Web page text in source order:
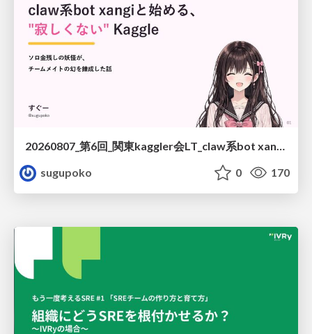
20260807_第6回_関東kaggler会LT_claw系bot xangiと始める、"寂しくない" kaggle
sugupoko
0 170